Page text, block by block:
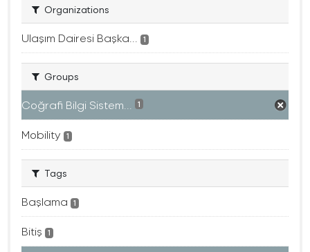
Organizations
Ulaşım Dairesi Başka... 1
Groups
Coğrafi Bilgi Sistem... 1
Mobility 1
Tags
Başlama 1
Bitiş 1